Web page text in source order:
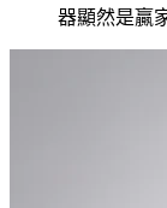
器顯然是贏